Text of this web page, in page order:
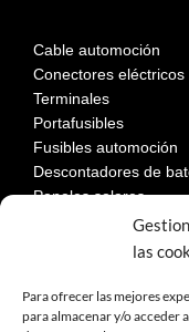
las
Para ofrecer las mejores
para almacenar y/o acceder
Cable automoción
Conectores eléctricos
Terminales
Portafusibles
Fusibles automoción
Descontadores de
Paneles solares